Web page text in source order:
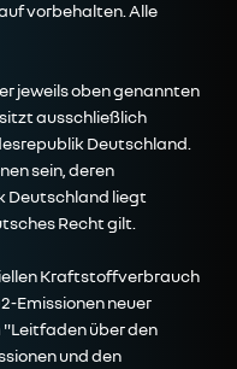
vorbehalten. Alle
jeweils oben genannten
ausschließlich
Deutschland.
sein, deren
Deutschland liegt
Recht gilt.
Kraftstoffverbrauch
Emissionen neuer
"Leitfaden über den
und den